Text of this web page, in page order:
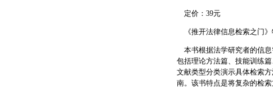
定价：39元
《推开法律信息检索之门》
本书根据法学研究者的信息
包括理论方法篇、技能训练
文献类型分类演示具体检索
南。该书特点是将复杂的检